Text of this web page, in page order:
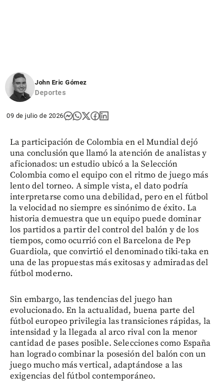
John Eric Gómez
Deportes
09 de julio de 2026
La participación de Colombia en el Mundial dejó
una conclusión que llamó la atención de analistas y
aficionados: un estudio ubicó a la Selección
Colombia como el equipo con el ritmo de juego más
lento del torneo. A simple vista, el dato podría
interpretarse como una debilidad, pero en el fútbol
la velocidad no siempre es sinónimo de éxito. La
historia demuestra que un equipo puede dominar
los partidos a partir del control del balón y de los
tiempos, como ocurrió con el Barcelona de Pep
Guardiola, que convirtió el denominado tiki-taka en
una de las propuestas más exitosas y admiradas del
fútbol moderno.
Sin embargo, las tendencias del juego han
evolucionado. En la actualidad, buena parte del
fútbol europeo privilegia las transiciones rápidas, la
intensidad y la llegada al arco rival con la menor
cantidad de pases posible. Selecciones como España
han logrado combinar la posesión del balón con un
juego mucho más vertical, adaptándose a las
exigencias del fútbol contemporáneo.